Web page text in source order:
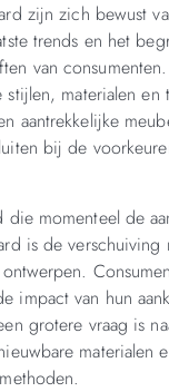
zijn zich bewust
trends en het
van
stijlen, materialen
aantrekkelijke
bij de
momenteel de
is de verschuiving
impact van hun
grotere vraag is
materialen